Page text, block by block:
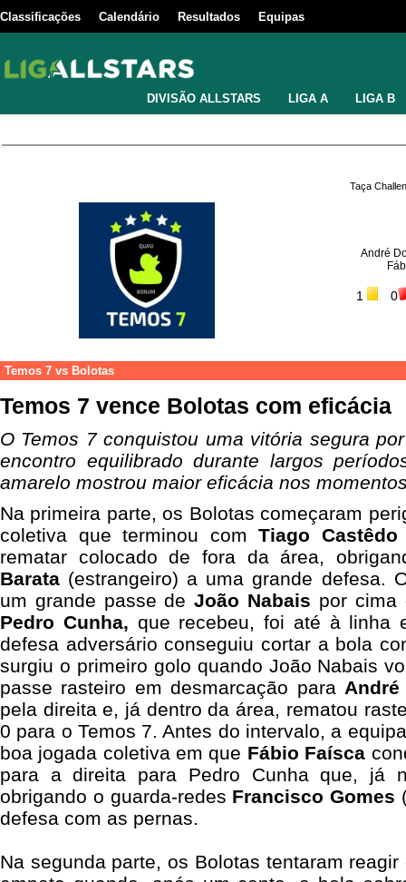
Classificações Calendário Resultados Equipas
DIVISÃO ALLSTARS LIGA A LIGA B
Taça
André
1 0
Temos 7 vs Bolotas
Temos 7 vence Bolotas com eficácia
O Temos 7 conquistou uma vitória segura
encontro equilibrado durante largos
amarelo mostrou maior eficácia nos
Na primeira parte, os Bolotas começaram
coletiva que terminou comTiago Castêdo
rematar colocado de fora da área,
Barata (estrangeiro) a uma grande defesa.
um grande passe deJoão Nabais por cima
Pedro Cunha, que recebeu, foi até à linha
defesa adversário conseguiu cortar a bola
surgiu o primeiro golo quando João Nabais
passe rasteiro em desmarcação para André
pela direita e, já dentro da área, rematou
0 para o Temos 7. Antes do intervalo, a
boa jogada coletiva em que Fábio Faísca
para a direita para Pedro Cunha que, já
obrigando o guarda-redes Francisco Gomes
defesa com as pernas.
Na segunda parte, os Bolotas tentaram